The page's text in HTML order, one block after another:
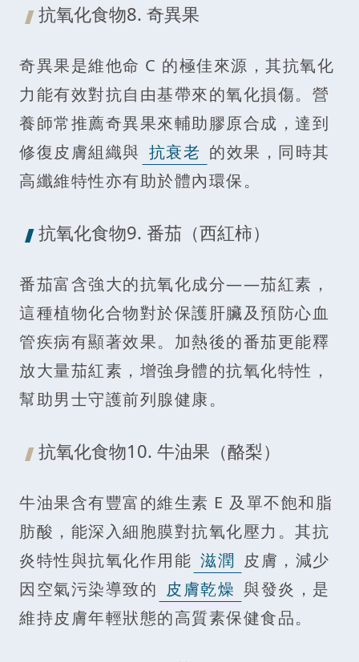
抗氧化食物8. 奇異果
奇異果是維他命 C 的極佳來源，其抗氧化
力能有效對抗自由基帶來的氧化損傷。營
養師常推薦奇異果來輔助膠原合成，達到
修復皮膚組織與 抗衰老 的效果，同時其
高纖維特性亦有助於體內環保。
抗氧化食物9. 番茄（西紅柿）
番茄富含強大的抗氧化成分——茄紅素，
這種植物化合物對於保護肝臟及預防心血
管疾病有顯著效果。加熱後的番茄更能釋
放大量茄紅素，增強身體的抗氧化特性，
幫助男士守護前列腺健康。
抗氧化食物10. 牛油果（酪梨）
牛油果含有豐富的維生素 E 及單不飽和脂
肪酸，能深入細胞膜對抗氧化壓力。其抗
炎特性與抗氧化作用能 滋潤 皮膚，減少
因空氣污染導致的 皮膚乾燥 與發炎，是
維持皮膚年輕狀態的高質素保健食品。